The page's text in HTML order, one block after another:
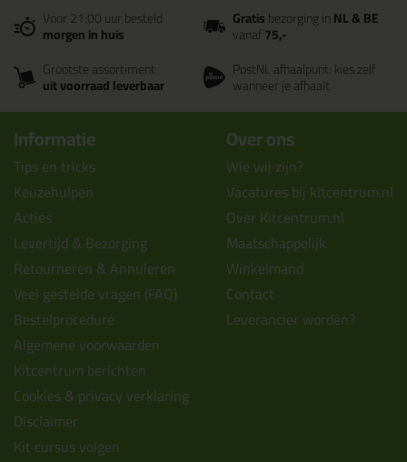
Voor 21:00 uur besteld
morgen in huis
Gratisbezorging inNL & BE
vanaf75,-
Grootste assortiment
uit voorraad leverbaar
PostNL afhaalpunt: kies zelf
wanneer je afhaalt
Informatie
Tips en tricks
Keuzehulpen
Acties
Levertijd & Bezorging
Retourneren & Annuleren
Veel gestelde vragen (FAQ)
Bestelprocedure
Algemene voorwaarden
Kitcentrum berichten
Cookies & privacy verklaring
Disclaimer
Kit cursus volgen
Over ons
Wie wij zijn?
Vacatures bij kitcentrum.nl
Over Kitcentrum.nl
Maatschappelijk
Winkelmand
Contact
Leverancier worden?